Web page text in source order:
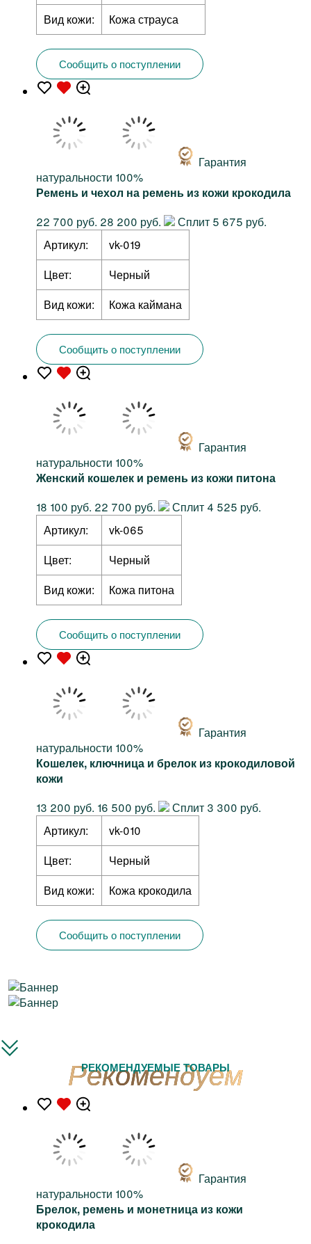
Вид кожи: Кожа страуса
Сообщить о поступлении
Гарантия
натуральности 100%
Ремень и чехол на ремень из кожи крокодила
22 700 руб. 28 200 руб.
Сплит 5 675 руб.
Артикул:
vk-019
Цвет:
Черный
Вид кожи:
Кожа каймана
Сообщить о поступлении
Гарантия
натуральности 100%
Женский кошелек и ремень из кожи питона
18 100 руб. 22 700 руб.
Сплит 4 525 руб.
Артикул:
vk-065
Цвет:
Черный
Вид кожи:
Кожа питона
Сообщить о поступлении
Гарантия
натуральности 100%
Кошелек, ключница и брелок из крокодиловой
кожи
13 200 руб. 16 500 руб.
Сплит 3 300 руб.
Артикул:
vk-010
Цвет:
Черный
Вид кожи:
Кожа крокодила
Сообщить о поступлении
РЕКОМЕНДУЕМЫЕ ТОВАРЫ
Гарантия
натуральности 100%
Брелок, ремень и монетница из кожи
крокодила